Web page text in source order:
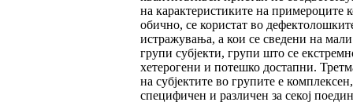
на карактеристиките на примероците
обично, се користат во
истражувања, а кои се сведени на мали
групи субјекти, групи што се
хетерогени и потешко достапни.
на субјектите во групите е комплексен,
специфичен и различен за секој